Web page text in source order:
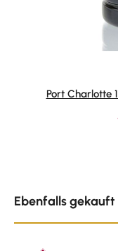
Durchschnittliche
Port Charlotte
Ebenfalls gekauft